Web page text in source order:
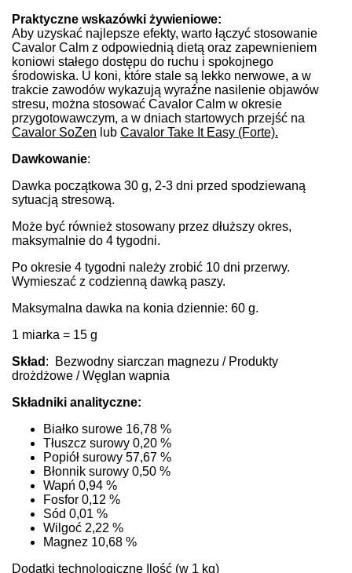
Praktyczne wskazówki żywieniowe:
Aby uzyskać najlepsze efekty, warto łączyć stosowanie
Cavalor Calm z odpowiednią dietą oraz zapewnieniem
koniowi stałego dostępu do ruchu i spokojnego
środowiska. U koni, które stale są lekko nerwowe, a w
trakcie zawodów wykazują wyraźne nasilenie objawów
stresu, można stosować Cavalor Calm w okresie
przygotowawczym, a w dniach startowych przejść na
Cavalor SoZen lub Cavalor Take It Easy (Forte).
Dawkowanie:
Dawka początkowa 30 g, 2-3 dni przed spodziewaną
sytuacją stresową.
Może być również stosowany przez dłuższy okres,
maksymalnie do 4 tygodni.
Po okresie 4 tygodni należy zrobić 10 dni przerwy.
Wymieszać z codzienną dawką paszy.
Maksymalna dawka na konia dziennie: 60 g.
1 miarka = 15 g
Skład :
Bezwodny siarczan magnezu / Produkty
drożdżowe / Węglan wapnia
Składniki analityczne:
Białko surowe 16,78 %
Tłuszcz surowy 0,20 %
Popiół surowy 57,67 %
Błonnik surowy 0,50 %
Wapń 0,94 %
Fosfor 0,12 %
Sód 0,01 %
Wilgoć 2,22 %
Magnez 10,68 %
Dodatki technologiczne Ilość (w 1 kg)